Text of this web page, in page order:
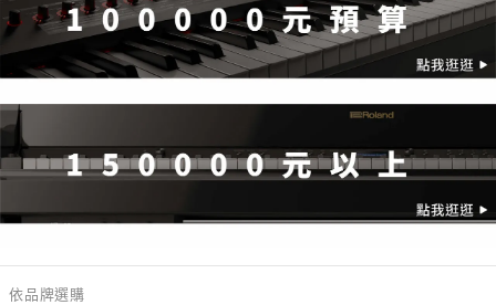
依品牌選購